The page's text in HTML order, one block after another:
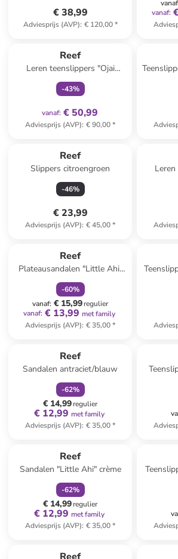
€ 38,99
Adviesprijs (AVP): € 120,00*
vanaf
vanaf:
Reef
Leren teenslippers "Ojai
Classic Slim" lichtroze
-43%
vanaf: € 50,99
Adviesprijs (AVP): € 90,00*
Reef
Slippers citroengroen
-46%
€ 23,99
Adviesprijs (AVP): € 45,00*
Reef
Plateausandalen "Little Ahi"
beige
-60%
vanaf: € 15,99regulier
vanaf: € 13,99 met family
Adviesprijs (AVP): € 35,00*
Reef
Sandalen antraciet/blauw
-62%
€ 14,99regulier
€ 12,99 met family
Adviesprijs (AVP): € 35,00*
Reef
Sandalen "Little Ahi" crème
-62%
€ 14,99regulier
€ 12,99 met family
Adviesprijs (AVP): € 35,00*